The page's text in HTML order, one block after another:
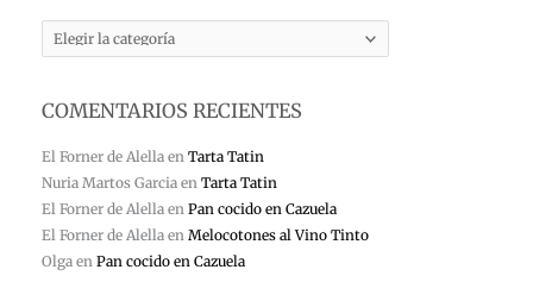
COMENTARIOS RECIENTES
El Forner de Alella en Tarta Tatin
Nuria Martos Garcia en Tarta Tatin
El Forner de Alella en Pan cocido en Cazuela
El Forner de Alella en Melocotones al Vino Tinto
Olga en Pan cocido en Cazuela